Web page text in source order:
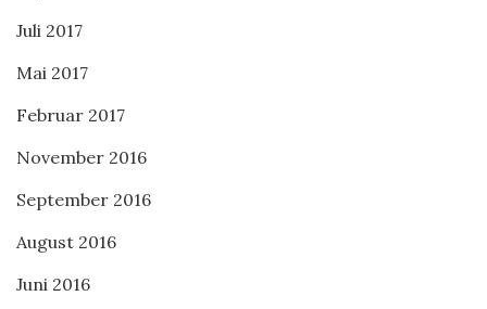
Juli 2017
Mai 2017
Februar 2017
November 2016
September 2016
August 2016
Juni 2016